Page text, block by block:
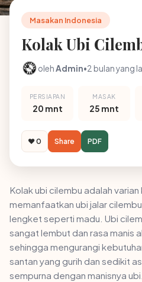
Masakan Indonesia
Kolak Ubi
olehAdmin•2 bulan yang
PERSIAPAN
20 mnt
MASAK
25 mnt
❤️ 0 Share PDF
Kolak ubi cilembu adalah
memanfaatkan ubi jalar
lengket seperti madu. Ubi
sangat lembut dan rasa manis
sehingga mengurangi
santan yang gurih dan sedikit
sempurna dengan manisnya